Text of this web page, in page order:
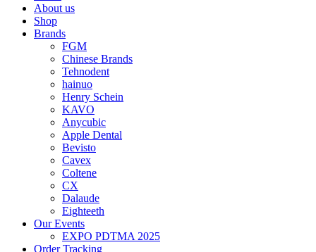
About us
Shop
Brands
FGM
Chinese Brands
Tehnodent
hainuo
Henry Schein
KAVO
Anycubic
Apple Dental
Bevisto
Cavex
Coltene
CX
Dalaude
Eighteeth
Our Events
EXPO PDTMA 2025
Order Tracking